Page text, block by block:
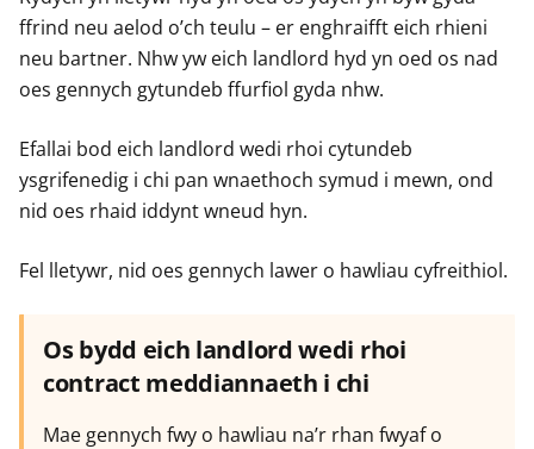
ffrind neu aelod o’ch teulu – er enghraifft eich rhieni
neu bartner. Nhw yw eich landlord hyd yn oed os nad
oes gennych gytundeb ffurfiol gyda nhw.
Efallai bod eich landlord wedi rhoi cytundeb
ysgrifenedig i chi pan wnaethoch symud i mewn, ond
nid oes rhaid iddynt wneud hyn.
Fel lletywr, nid oes gennych lawer o hawliau cyfreithiol.
Os bydd eich landlord wedi rhoi
contract meddiannaeth i chi
Mae gennych fwy o hawliau na’r rhan fwyaf o